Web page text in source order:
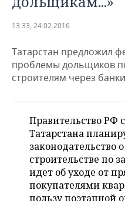
КОРОЛИ ГОСЗАКАЗА
КОМУ ПРИНАДЛЕЖАТ
ТОРГОВЫЕ ЦЕНТРЫ
ТАТАРСТАНА
ФИНАНСЫ
БЮДЖЕТ
ИНВЕСТИЦИИ
НОВОСТИ
ПРОМЫШЛЕННОСТИ
МАШИНОСТРОЕНИЕ
НЕФТЕХИМИЯ
НЕФТЬ
НЕДВИЖИМОСТЬ
АВТО
НОВОСТИ АВТО
БИЗНЕС
НОВОСТИ БИЗНЕСА
РОЗНИЧНАЯ ТОРГОВЛЯ
ТЕХНОЛОГИИ
НОВОСТИ ТЕХНОЛОГИЙ
МЕРОПРИЯТИЯ
13:33, 24.02.2016
Татарстан предложил
проблемы дольщиков
строителям через
Правительство РФ
Татарстана
законодательство
строительстве по
идет об уходе от
покупателями
пользу поэтапной